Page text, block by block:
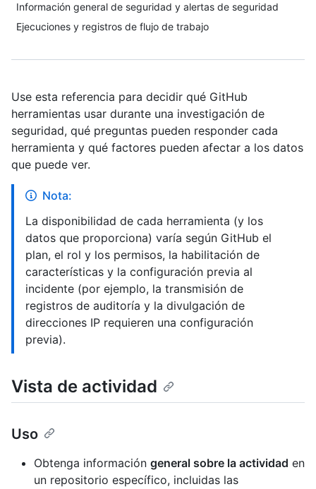
Información general de seguridad y alertas de seguridad
Ejecuciones y registros de flujo de trabajo
Use esta referencia para decidir qué GitHub
herramientas usar durante una investigación de
seguridad, qué preguntas pueden responder cada
herramienta y qué factores pueden afectar a los datos
que puede ver.
Nota:
La disponibilidad de cada herramienta (y los
datos que proporciona) varía según GitHub el
plan, el rol y los permisos, la habilitación de
características y la configuración previa al
incidente (por ejemplo, la transmisión de
registros de auditoría y la divulgación de
direcciones IP requieren una configuración
previa).
Vista de actividad
Uso
Obtenga información general sobre la actividad en
un repositorio específico, incluidas las